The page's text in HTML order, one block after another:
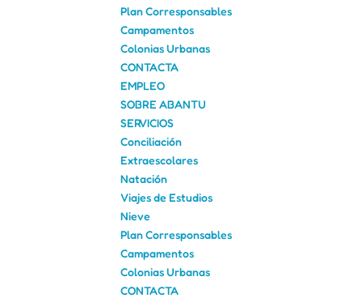
Plan Corresponsables
Campamentos
Colonias Urbanas
CONTACTA
EMPLEO
SOBRE ABANTU
SERVICIOS
Conciliación
Extraescolares
Natación
Viajes de Estudios
Nieve
Plan Corresponsables
Campamentos
Colonias Urbanas
CONTACTA